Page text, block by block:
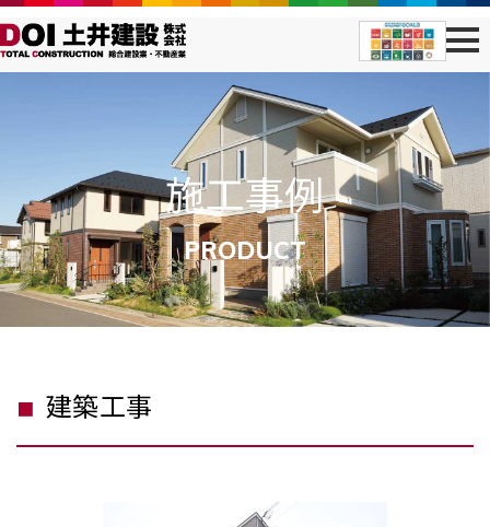
施工事例
PRODUCT
■ 建築工事